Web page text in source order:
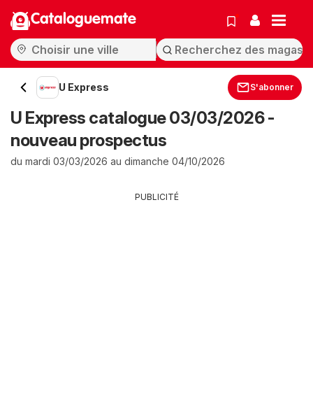
Cataloguemate
U Express S'abonner
U Express catalogue 03/03/2026 -
nouveau prospectus
du mardi 03/03/2026 au dimanche 04/10/2026
PUBLICITÉ